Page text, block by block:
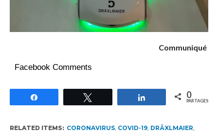
Communiqué
Facebook Comments
Partagez 0
PARTAGES
RELATED ITEMS: CORONAVIRUS, COVID-19, DRÄXLMAIER,